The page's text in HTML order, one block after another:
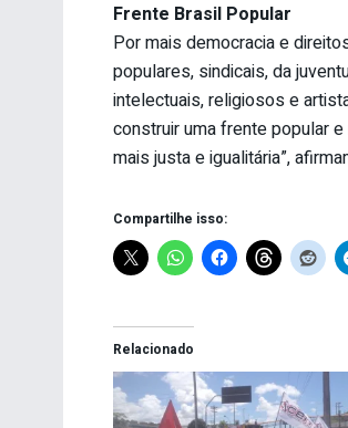
Frente Brasil Popular
Por mais democracia e
populares, sindicais, da
intelectuais, religiosos e
construir uma frente popular
mais justa e igualitária”,
Compartilhe isso:
Relacionado